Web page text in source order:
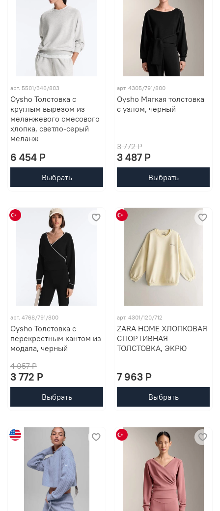
арт. 5501/346/803
Oysho Толстовка с
круглым вырезом из
меланжевого смесового
хлопка, светло-серый
меланж
6 454 P
Выбрать
арт. 4305/791/800
Oysho Мягкая толстовка
с узлом, черный
3 772 P
3 487 P
Выбрать
арт. 4768/791/800
Oysho Толстовка с
перекрестным кантом из
модала, черный
4 057 P
3 772 P
Выбрать
арт. 4301/120/712
ZARA HOME ХЛОПКОВАЯ
СПОРТИВНАЯ
ТОЛСТОВКА, ЭКРЮ
7 963 P
Выбрать